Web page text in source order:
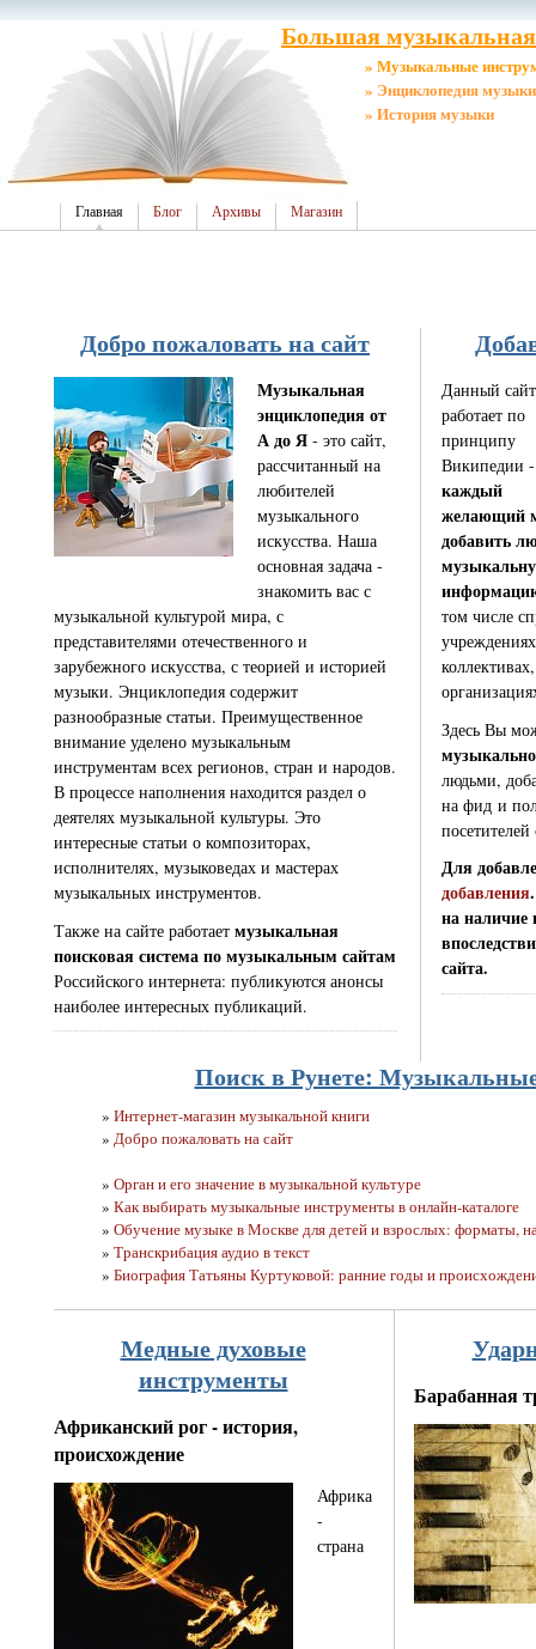
Большая
» Музыкальные
» Энциклопедия музыки
» История музыки
Главная Блог Архивы Магазин
Добро пожаловать на сайт
Музыкальная
энциклопедия от
А до Я- это сайт,
рассчитанный на
любителей
музыкального
искусства. Наша
основная задача -
знакомить вас с
музыкальной культурой мира, с
представителями отечественного и
зарубежного искусства, с теорией и историей
музыки. Энциклопедия содержит
разнообразные статьи. Преимущественное
внимание уделено музыкальным
инструментам всех регионов, стран и народов.
В процессе наполнения находится раздел о
деятелях музыкальной культуры. Это
интересные статьи о композиторах,
исполнителях, музыковедах и мастерах
музыкальных инструментов.
Также на сайте работает музыкальная
поисковая система по музыкальным сайтам
Российского интернета: публикуются анонсы
наиболее интересных публикаций.
Данный сайт
работает по
принципу
Википедии -
каждый
желающий
добавить
том числе
Здесь Вы
людьми,
на фид и
посетителей
Для
добавления
на наличие
сайта.
Поиск в Рунете:
» Интернет-магазин музыкальной книги
» Добро пожаловать на сайт
» Орган и его значение в музыкальной культуре
» Как выбирать музыкальные инструменты в онлайн-каталоге
» Обучение музыке в Москве для детей и взрослых: форматы,
» Транскрибация аудио в текст
» Биография Татьяны Куртуковой: ранние годы и
Медные духовые
инструменты
Африканский рог - история,
происхождение
Африка
-
страна
Барабанная